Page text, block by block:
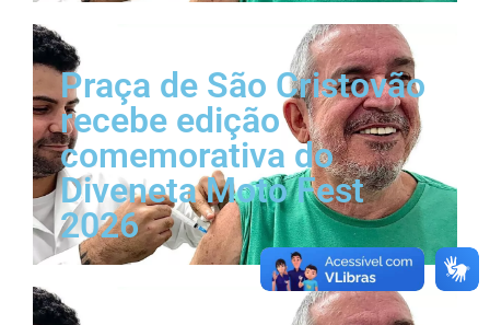
Praça de São Cristovão
recebe edição
comemorativa do
Diveneta Moto Fest
2026